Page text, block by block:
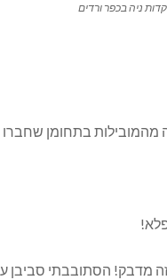
ניה בכפר ורדים
מדבק! הסתובבתי סביבן